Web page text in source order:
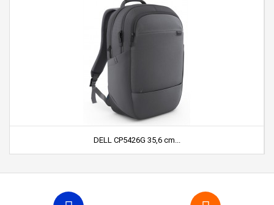
DELL CP5426G 35,6 cm...